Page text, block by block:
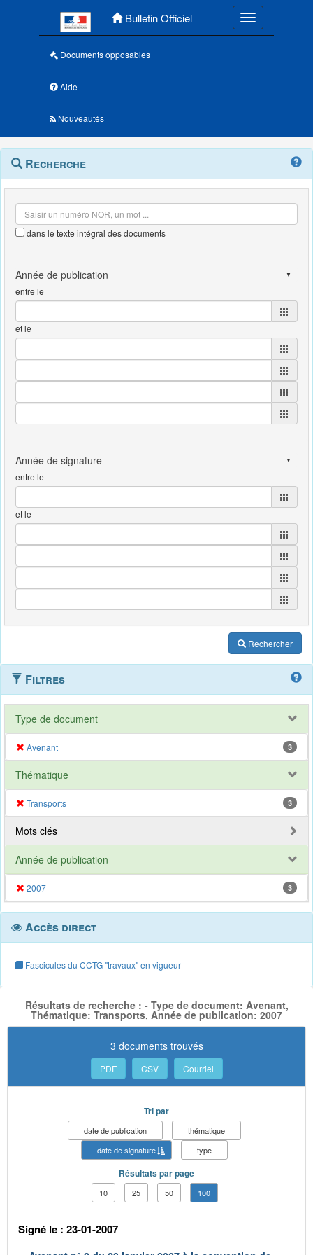
Bulletin Officiel Toggle
Documents opposables
Aide
Nouveautés
Navigation
outils
Menu
contextuel
Recherche
dans le texte intégral des documents
entre le
et le
entre le
et le
Rechercher
Filtres
Type de document
Avenant 3
Thématique
Transports 3
Mots clés
Année de publication
2007 3
Accès direct
Fascicules du CCTG "travaux" en vigueur
Résultats de recherche : - Type de document: Avenant,
Thématique: Transports, Année de publication: 2007
3 documents trouvés
PDF CSV Courriel
Tri par
date de publication
thématique
date de signature
type
Résultats par page
10 25 50 100
Signé le : 23-01-2007